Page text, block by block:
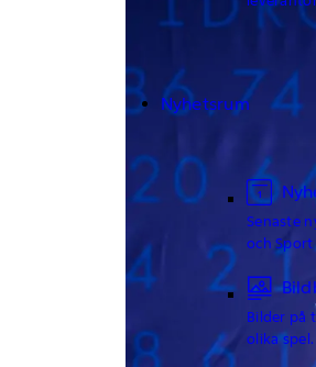
Nyhetsrum
Senaste
och Sport
Bilder på
olika spel.